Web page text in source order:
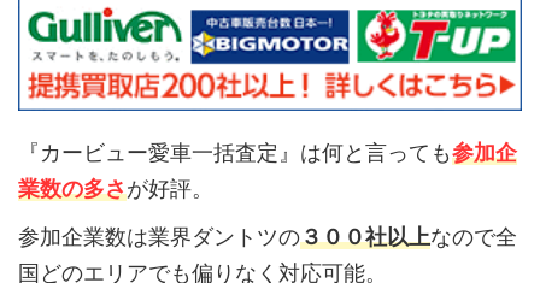
『カービュー愛車一括査定』は何と言っても参加企
業数の多さが好評。
参加企業数は業界ダントツの３００社以上なので全
国どのエリアでも偏りなく対応可能。